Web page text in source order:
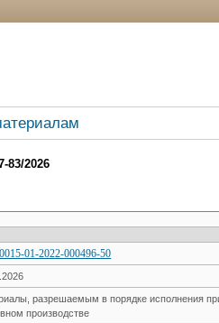
2026
01-2022-000496-50
разрешаемым в порядке исполнения
производстве